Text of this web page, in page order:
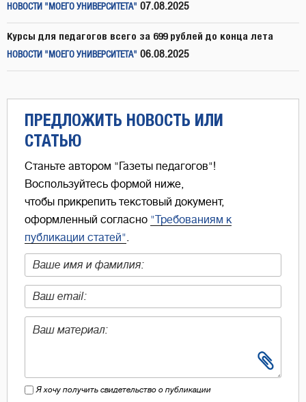
НОВОСТИ "МОЕГО УНИВЕРСИТЕТА" 07.08.2025
Курсы для педагогов всего за 699 рублей до конца лета
НОВОСТИ "МОЕГО УНИВЕРСИТЕТА" 06.08.2025
ПРЕДЛОЖИТЬ НОВОСТЬ ИЛИ
СТАТЬЮ
Станьте автором "Газеты педагогов"!
Воспользуйтесь формой ниже,
чтобы прикрепить текстовый документ,
оформленный согласно "Требованиям к
публикации статей"
Я хочу получить свидетельство о публикации